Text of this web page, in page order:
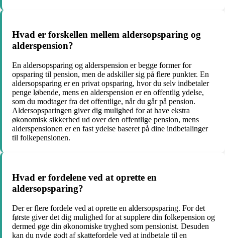
Hvad er forskellen mellem aldersopsparing og
alderspension?
En aldersopsparing og alderspension er begge former for
opsparing til pension, men de adskiller sig på flere punkter. En
aldersopsparing er en privat opsparing, hvor du selv indbetaler
penge løbende, mens en alderspension er en offentlig ydelse,
som du modtager fra det offentlige, når du går på pension.
Aldersopsparingen giver dig mulighed for at have ekstra
økonomisk sikkerhed ud over den offentlige pension, mens
alderspensionen er en fast ydelse baseret på dine indbetalinger
til folkepensionen.
Hvad er fordelene ved at oprette en
aldersopsparing?
Der er flere fordele ved at oprette en aldersopsparing. For det
første giver det dig mulighed for at supplere din folkepension og
dermed øge din økonomiske tryghed som pensionist. Desuden
kan du nyde godt af skattefordele ved at indbetale til en